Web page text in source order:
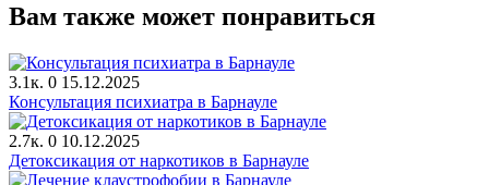
Вам также может понравиться
3.1к. 0 15.12.2025
Консультация психиатра в Барнауле
2.7к. 0 10.12.2025
Детоксикация от наркотиков в Барнауле